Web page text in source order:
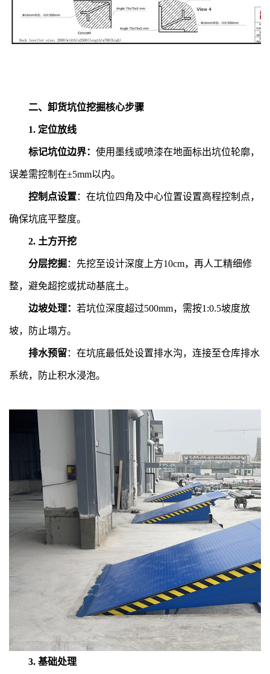
二、卸货坑位挖掘核心步骤
1. 定位放线
标记坑位边界： 使用墨线或喷漆在地面标出坑位轮廓，
误差需控制在±5mm以内。
控制点设置：在坑位四角及中心位置设置高程控制点，
确保坑底平整度。
2. 土方开挖
分层挖掘：先挖至设计深度上方10cm，再人工精细修
整，避免超挖或扰动基底土。
边坡处理： 若坑位深度超过500mm，需按1:0.5坡度放
坡，防止塌方。
排水预留：在坑底最低处设置排水沟，连接至仓库排水
系统，防止积水浸泡。
3. 基础处理